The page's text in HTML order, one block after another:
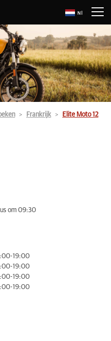
Nl
Frankrijk Elite Moto 12
om 09:30
19:00
19:00
19:00
19:00